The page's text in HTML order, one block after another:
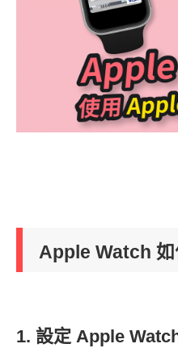
Apple Watch
1. 設定 Apple